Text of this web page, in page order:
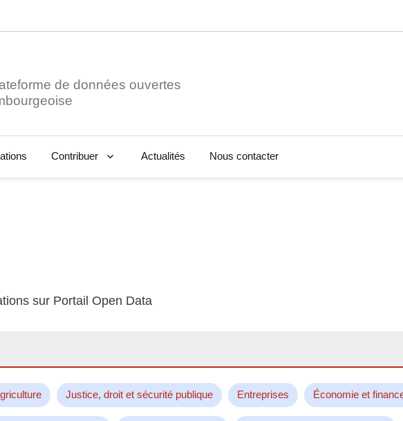
de données ouvertes
Contribuer Actualités Nous contacter
sur Portail Open Data
Justice, droit et sécurité publique Entreprises Économie et